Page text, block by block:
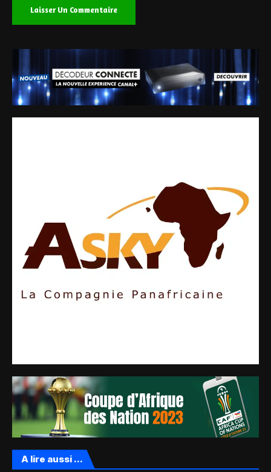
A lire aussi ...